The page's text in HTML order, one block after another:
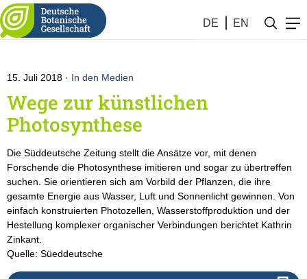
DE EN
Botanik #28 (2018)
15. Juli 2018 In den Medien
Wege zur künstlichen
Photosynthese
Die Süddeutsche Zeitung stellt die Ansätze vor, mit denen
Forschende die Photosynthese imitieren und sogar zu übertreffen
suchen. Sie orientieren sich am Vorbild der Pflanzen, die ihre
gesamte Energie aus Wasser, Luft und Sonnenlicht gewinnen. Von
einfach konstruierten Photozellen, Wasserstoffproduktion und der
Hestellung komplexer organischer Verbindungen berichtet Kathrin
Zinkant.
Quelle: Süeddeutsche